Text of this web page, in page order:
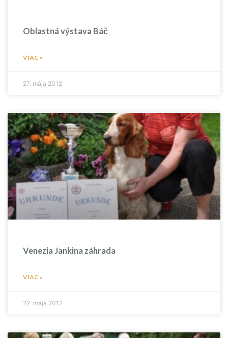
Oblastná výstava Báč
VIAC »
27. mája 2012
Venezia Jankina záhrada
VIAC »
22. mája 2012